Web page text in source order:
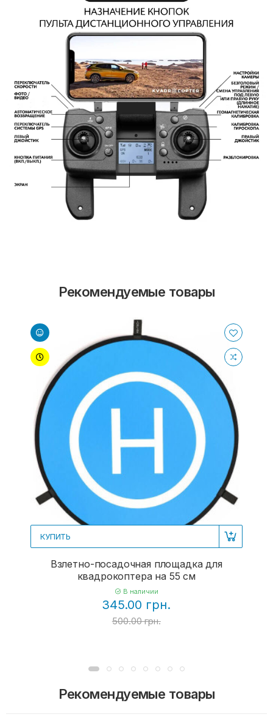
Рекомендуемые товары
КУПИТЬ
Взлетно-посадочная площадка для
квадрокоптера на 55 см
В наличии
345.00 грн.
500.00 грн.
Рекомендуемые товары